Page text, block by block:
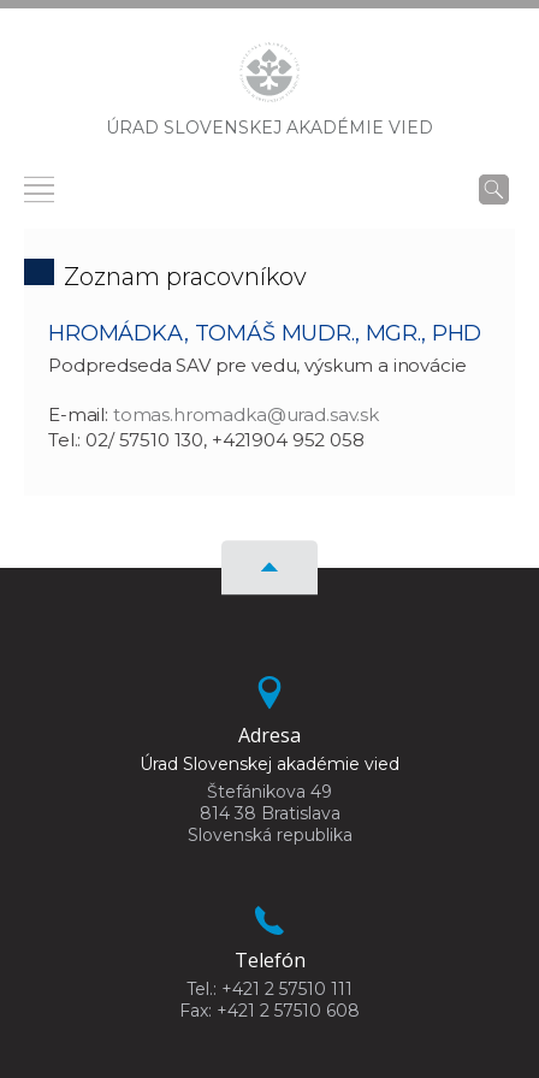
ÚRAD SLOVENSKEJ AKADÉMIE VIED
Zoznam pracovníkov
HROMÁDKA, TOMÁŠ MUDR., MGR., PHD
Podpredseda SAV pre vedu, výskum a inovácie
E-mail: tomas.hromadka@urad.sav.sk
Tel.: 02/ 57510 130, +421904 952 058
Adresa
Úrad Slovenskej akadémie vied
Štefánikova 49
814 38 Bratislava
Slovenská republika
Telefón
Tel.: +421 2 57510 111
Fax: +421 2 57510 608